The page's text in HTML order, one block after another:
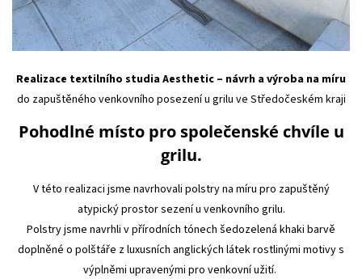
Realizace textilního studia Aesthetic – návrh a výroba na míru
do zapuštěného venkovního posezení u grilu ve Středočeském kraji
Pohodlné místo pro společenské chvíle u
grilu.
V této realizaci jsme navrhovali polstry na míru pro zapuštěný
atypický prostor sezení u venkovního grilu.
Polstry jsme navrhli v přírodních tónech šedozelená khaki barvě
doplněné o polštáře z luxusních anglických látek rostlinými motivy s
výplněmi upravenými pro venkovní užití.